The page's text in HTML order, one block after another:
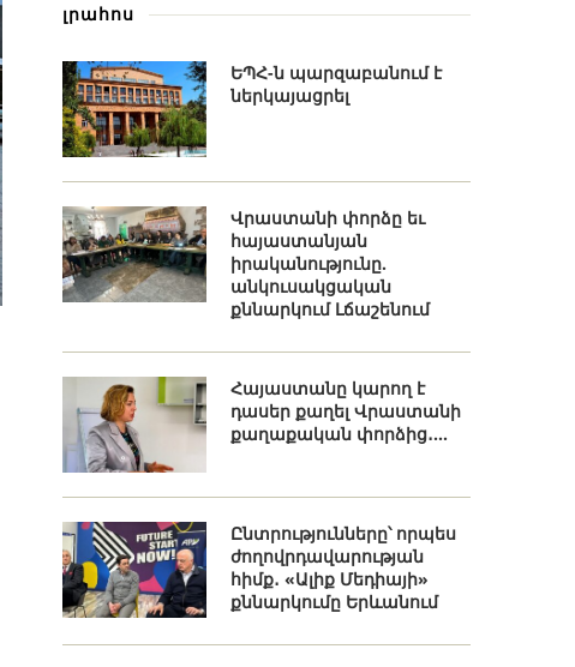
լրահոս
ԵՊՀ-ն պարզաբանում է
ներկայացրել
Վրաստանի փորձը եւ
հայաստանյան
իրականությունը.
անկուսակցական
քննարկում Լճաշենում
Հայաստանը կարող է
դասեր քաղել Վրաստանի
քաղաքական փորձից․...
Ընտրությունները՝ որպես
ժողովրդավարության
հիմք․ «Ալիք Մեդիայի»
քննարկումը Երևանում